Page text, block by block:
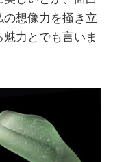
想像力を掻き立
力とでも言いま